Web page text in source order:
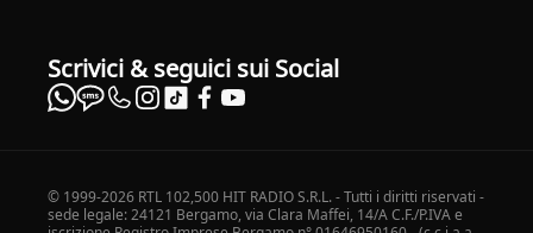
Scrivici & seguici sui Social
© 1999-2026 RTL 102,500 HIT RADIO S.R.L. - Tutti i diritti riservati -
sede legale: 24121 Bergamo, via Clara Maffei, 14/A C.F./P.IVA e